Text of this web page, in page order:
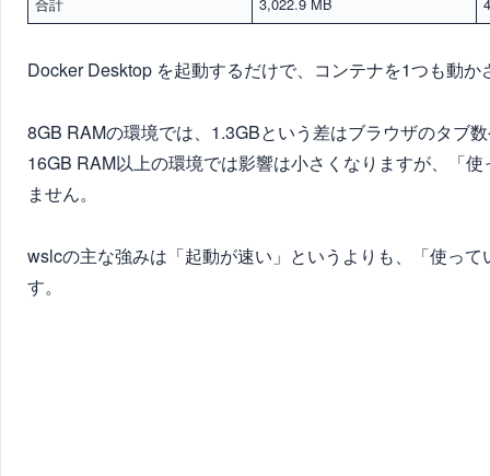
Docker Desktop を起動するだけで、コンテナを1つも動
8GB RAMの環境では、1.3GBという差はブラウザのタブ
16GB RAM以上の環境では影響は小さくなりますが、「
ません。
wslcの主な強みは「起動が速い」というよりも、「使っ
す。